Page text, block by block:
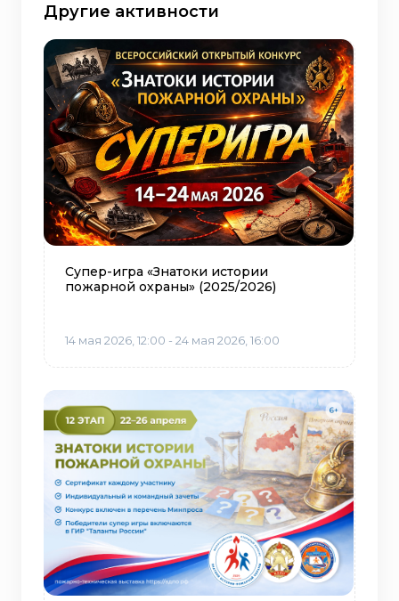
Другие активности
Супер-игра «Знатоки истории
пожарной охраны» (2025/2026)
14 мая 2026, 12:00 - 24 мая 2026, 16:00